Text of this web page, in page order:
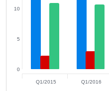
0
5
10
Q1/2015 Q1/2016
(-)
Báo
tích